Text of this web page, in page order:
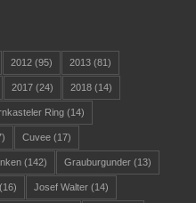
2012(95) 2013(81)
2017(24) 2018(14)
Ring(14)
Cuvee(17)
(142) Grauburgunder(13)
Josef Walter(14)